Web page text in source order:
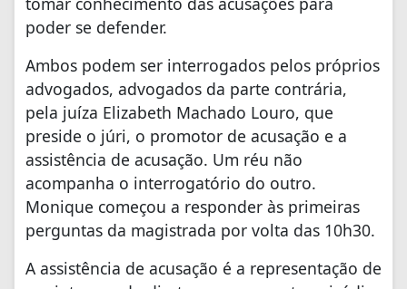
poder se defender.
Ambos podem ser interrogados pelos próprios
advogados, advogados da parte contrária,
pela juíza Elizabeth Machado Louro, que
preside o júri, o promotor de acusação e a
assistência de acusação. Um réu não
acompanha o interrogatório do outro.
Monique começou a responder às primeiras
perguntas da magistrada por volta das 10h30.
A assistência de acusação é a representação de